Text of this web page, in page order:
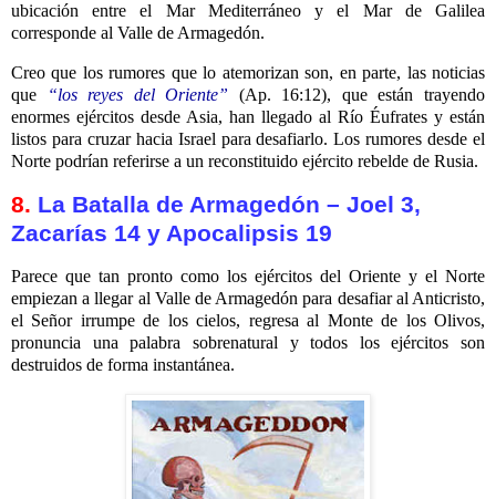
ubicación entre el Mar Mediterráneo y el Mar de Galilea
corresponde al Valle de Armagedón.
Creo que los rumores que lo atemorizan son, en parte, las noticias
que
“los reyes del Oriente” (Ap. 16:12), que están trayendo
enormes ejércitos desde Asia, han llegado al Río Éufrates y están
listos para cruzar hacia Israel para desafiarlo. Los rumores desde el
Norte podrían referirse a un reconstituido ejército rebelde de Rusia.
8. La Batalla de Armagedón – Joel 3,
Zacarías 14 y Apocalipsis 19
Parece que tan pronto como los ejércitos del Oriente y el Norte
empiezan a llegar al Valle de Armagedón para desafiar al Anticristo,
el Señor irrumpe de los cielos, regresa al Monte de los Olivos,
pronuncia una palabra sobrenatural y todos los ejércitos son
destruidos de forma instantánea.